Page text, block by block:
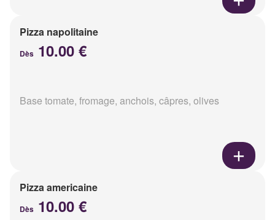
Pizza napolitaine
Dès 10.00 €
Base tomate, fromage, anchois, câpres, olives
Pizza americaine
Dès 10.00 €